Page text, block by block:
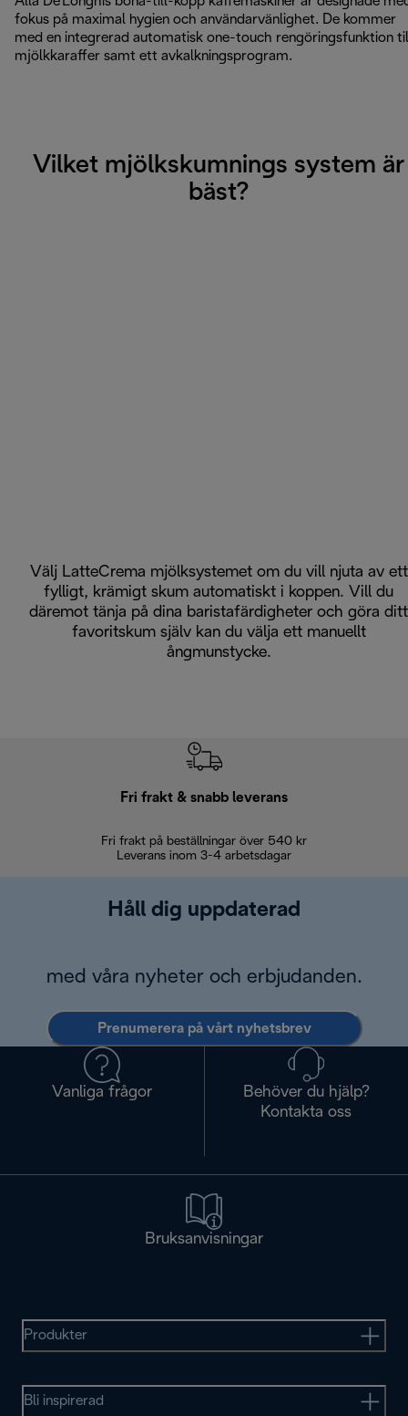
fokus på maximal hygien och användarvänlighet. De kommer
med en integrerad automatisk one-touch rengöringsfunktion
mjölkkaraffer samt ett avkalkningsprogram.
Vilket mjölkskumnings system är
bäst?
Välj LatteCrema mjölksystemet om du vill njuta av ett
fylligt, krämigt skum automatiskt i koppen. Vill du
däremot tänja på dina baristafärdigheter och göra ditt
favoritskum själv kan du välja ett manuellt
ångmunstycke.
Fri frakt & snabb leverans
Fri frakt på beställningar över 540 kr
Leverans inom 3-4 arbetsdagar
Håll dig uppdaterad
med våra nyheter och erbjudanden.
Prenumerera på vårt nyhetsbrev
Vanliga frågor
Behöver du hjälp?
Kontakta oss
Bruksanvisningar
Produkter
Bli inspirerad